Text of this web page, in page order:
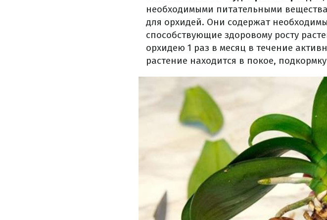
необходимыми питательными
для орхидей. Они содержат
способствующие здоровому росту
орхидею 1 раз в месяц в течение
растение находится в покое,